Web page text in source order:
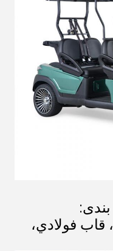
فولادي،